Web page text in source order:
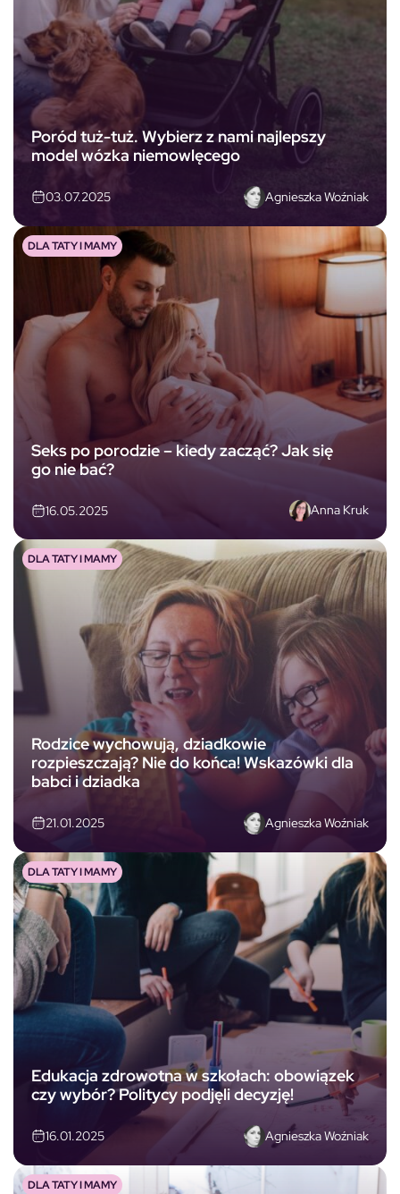
Poród tuż-tuż. Wybierz z nami najlepszy
model wózka niemowlęcego
03.07.2025 Agnieszka Woźniak
Seks po porodzie – kiedy zacząć? Jak się
go nie bać?
16.05.2025 Anna Kruk
DLA TATY I MAMY
Rodzice wychowują, dziadkowie
rozpieszczają? Nie do końca! Wskazówki dla
babci i dziadka
21.01.2025 Agnieszka Woźniak
DLA TATY I MAMY
Edukacja zdrowotna w szkołach: obowiązek
czy wybór? Politycy podjęli decyzję!
16.01.2025 Agnieszka Woźniak
DLA TATY I MAMY
DLA TATY I MAMY